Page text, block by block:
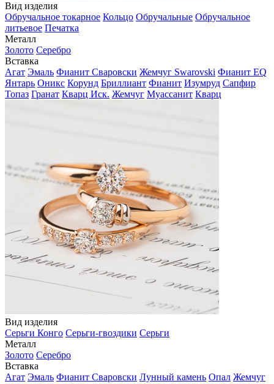
Вид изделия
Обручальное токарное Кольцо Обручальные Обручальное
литьевое Печатка
Металл
Золото Серебро
Вставка
Агат Эмаль Фианит Сваровски Жемчуг Swarovski Фианит EQ
Янтарь Оникс Корунд Бриллиант Фианит Изумруд Сапфир
Топаз Гранат Кварц Иск. Жемчуг Муассанит Кварц
Вид изделия
Серьги Конго Серьги-гвоздики Серьги
Металл
Золото Серебро
Вставка
Агат Эмаль Фианит Сваровски Лунный камень Опал Жемчуг